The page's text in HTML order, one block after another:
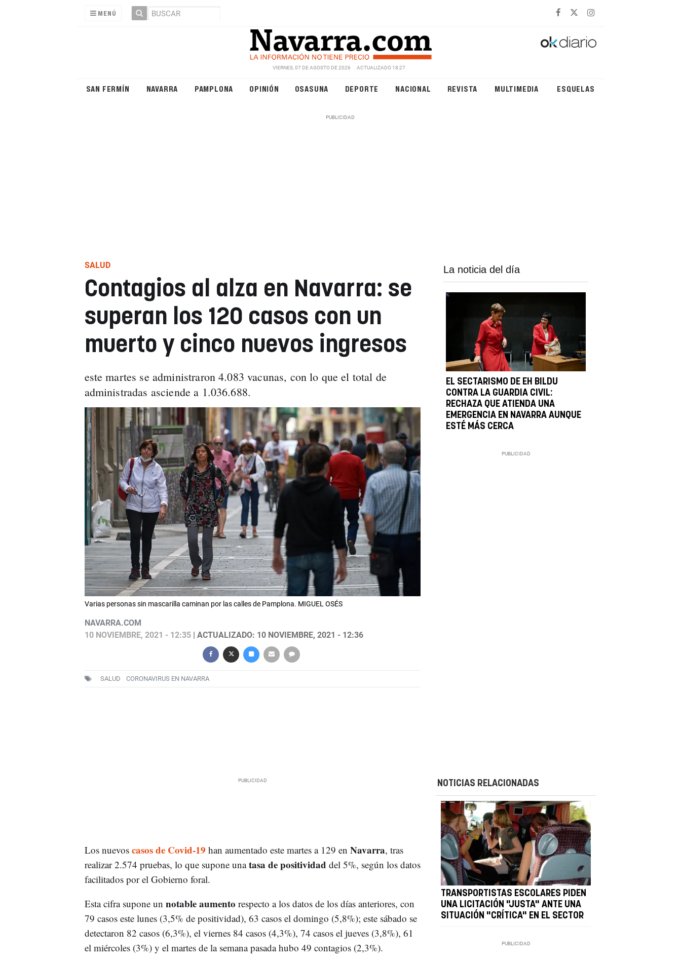
MENÚ
VIERNES, 07 DE AGOSTO DE 2026 ACTUALIZADO 18:27
SAN FERMÍN NAVARRA PAMPLONA OPINIÓN OSASUNA DEPORTE NACIONAL REVISTA MULTIMEDIA ESQUELAS
SALUD
Contagios al alza en Navarra: se
superan los 120 casos con un
muerto y cinco nuevos ingresos
este martes se administraron 4.083 vacunas, con lo que el total de
administradas asciende a 1.036.688.
Varias personas sin mascarilla caminan por las calles de Pamplona. MIGUEL OSÉS
NAVARRA.COM
10 NOVIEMBRE, 2021 - 12:35| ACTUALIZADO: 10 NOVIEMBRE, 2021 - 12:36
SALUD CORONAVIRUS EN NAVARRA
La noticia del día
EL SECTARISMO DE EH BILDU
CONTRA LA GUARDIA CIVIL:
RECHAZA QUE ATIENDA UNA
EMERGENCIA EN NAVARRA AUNQUE
ESTÉ MÁS CERCA
Los nuevos casos de Covid-19 han aumentado este martes a 129 en Navarra, tras
realizar 2.574 pruebas, lo que supone unatasa de positividad del 5%, según los datos
facilitados por el Gobierno foral.
Esta cifra supone un notable aumento respecto a los datos de los días anteriores, con
79 casos este lunes (3,5% de positividad), 63 casos el domingo (5,8%); este sábado se
detectaron 82 casos (6,3%), el viernes 84 casos (4,3%), 74 casos el jueves (3,8%), 61
el miércoles (3%) y el martes de la semana pasada hubo 49 contagios (2,3%).
NOTICIAS RELACIONADAS
TRANSPORTISTAS ESCOLARES PIDEN
UNA LICITACIÓN "JUSTA" ANTE UNA
SITUACIÓN "CRÍTICA" EN EL SECTOR